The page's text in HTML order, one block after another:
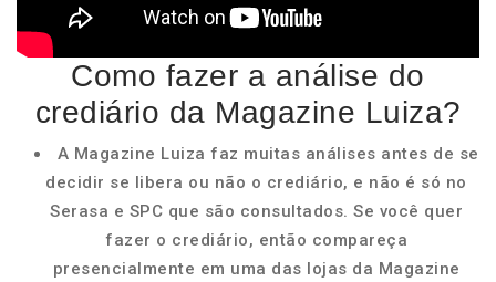
Como fazer a análise do
crediário da Magazine Luiza?
A Magazine Luiza faz muitas análises antes de se
decidir se libera ou não o crediário, e não é só no
Serasa e SPC que são consultados. Se você quer
fazer o crediário, então compareça
presencialmente em uma das lojas da Magazine